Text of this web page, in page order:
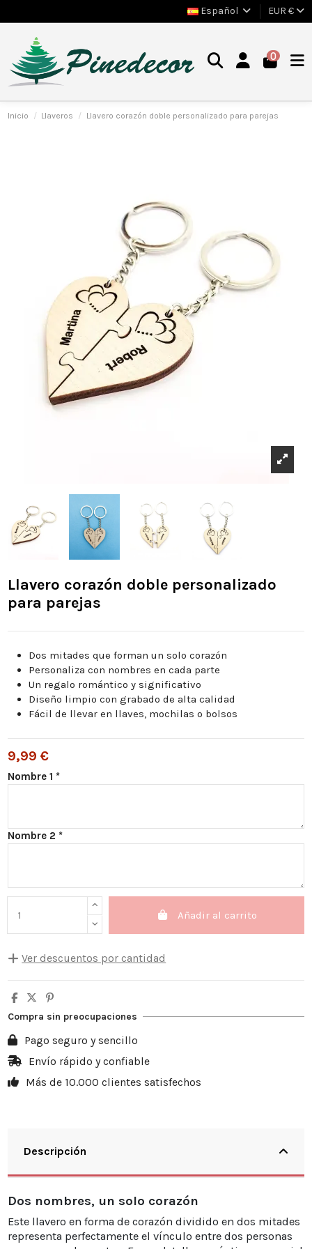
Español EUR €
0
Inicio Llaveros Llavero corazón doble personalizado para parejas
Llavero corazón doble personalizado
para parejas
Dos mitades que forman un solo corazón
Personaliza con nombres en cada parte
Un regalo romántico y significativo
Diseño limpio con grabado de alta calidad
Fácil de llevar en llaves, mochilas o bolsos
9,99 €
Nombre 1 *
Nombre 2 *
Añadir al carrito
Ver descuentos por cantidad
Cantidad Descuento unitario
Usted ahorra
10
20
25%
30
30%
Compra sin preocupaciones
Pago seguro y sencillo
Envío rápido y confiable
Más de 10.000 clientes satisfechos
Descripción
Dos nombres, un solo corazón
Este llavero en forma de corazón dividido en dos mitades
representa perfectamente el vínculo entre dos personas